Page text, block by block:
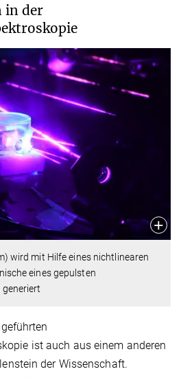
in der
wird mit Hilfe eines nichtlinearen
eines gepulsten
ist auch aus einem anderen
der Wissenschaft.